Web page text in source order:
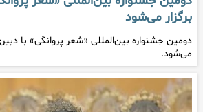
برگزار می‌شود
دومین جشنواره بین‌المللی «شعر پروانگی» با
می‌شود.